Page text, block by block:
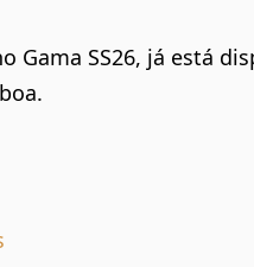
Gama SS26, já está